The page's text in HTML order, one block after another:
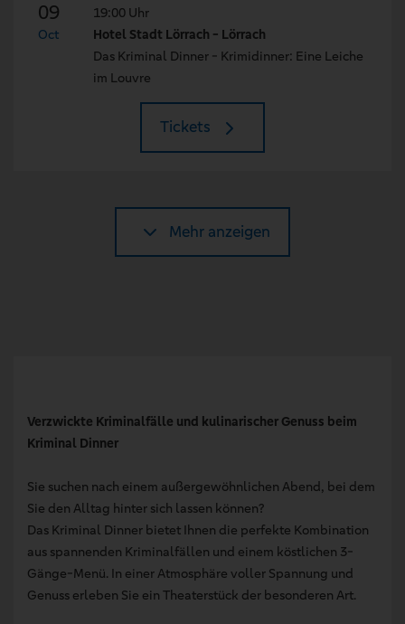
09
Oct
19:00 Uhr
Hotel Stadt Lörrach - Lörrach
Das Kriminal Dinner - Krimidinner: Eine Leiche
im Louvre
Tickets
Mehr anzeigen
Verzwickte Kriminalfälle und kulinarischer Genuss beim
Kriminal Dinner
Sie suchen nach einem außergewöhnlichen Abend, bei dem
Sie den Alltag hinter sich lassen können?
Das Kriminal Dinner bietet Ihnen die perfekte Kombination
aus spannenden Kriminalfällen und einem köstlichen 3-
Gänge-Menü. In einer Atmosphäre voller Spannung und
Genuss erleben Sie ein Theaterstück der besonderen Art.